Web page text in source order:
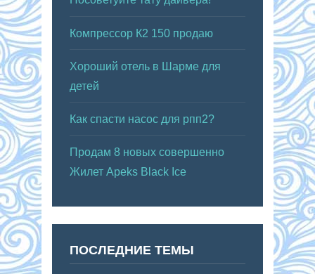
Компрессор К2 150 продаю
Хороший отель в Шарме для
детей
Как спасти насос для рпп2?
Продам 8 новых совершенно
Жилет Apeks Black Ice
ПОСЛЕДНИЕ ТЕМЫ